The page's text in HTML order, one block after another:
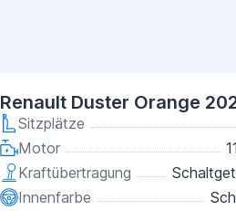
Renault Duster Orange
Sitzplätze
Motor
Kraftübertragung
Innenfarbe